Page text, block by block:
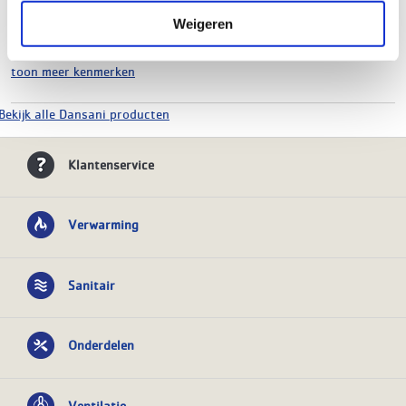
Weigeren
Diepte
450 mm
toon meer kenmerken
alle Dansani producten
Klantenservice
Verwarming
Sanitair
Onderdelen